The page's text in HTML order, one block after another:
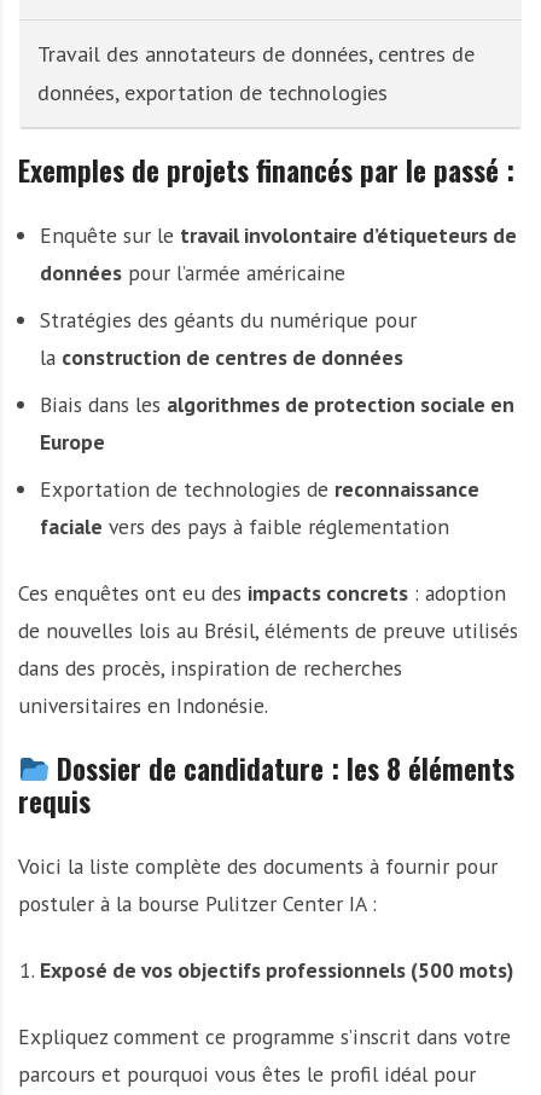
Travail des annotateurs de données, centres de
données, exportation de technologies
Exemples de projets financés par le passé :
Enquête sur le travail involontaire d’étiqueteurs de
donnéespour l’armée américaine
Stratégies des géants du numérique pour
la construction de centres de données
Biais dans les algorithmes de protection sociale en
Europe
Exportation de technologies de reconnaissance
faciale vers des pays à faible réglementation
Ces enquêtes ont eu des impacts concrets : adoption
de nouvelles lois au Brésil, éléments de preuve utilisés
dans des procès, inspiration de recherches
universitaires en Indonésie.
Dossier de candidature : les 8 éléments
requis
Voici la liste complète des documents à fournir pour
postuler à la bourse Pulitzer Center IA :
Exposé de vos objectifs professionnels (500 mots)
Expliquez comment ce programme s’inscrit dans votre
parcours et pourquoi vous êtes le profil idéal pour